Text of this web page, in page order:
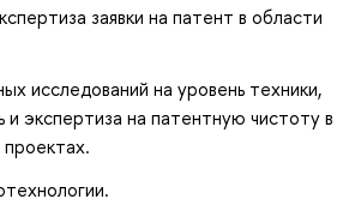
заявки на патент в области
исследований на уровень техники,
экспертиза на патентную чистоту в